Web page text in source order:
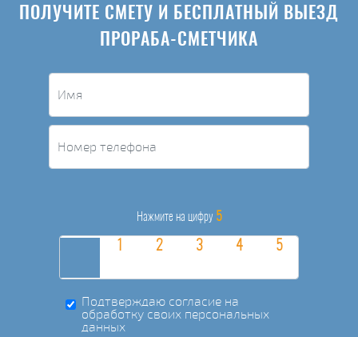
ПОЛУЧИТЕ СМЕТУ И БЕСПЛАТНЫЙ ВЫЕЗД
ПРОРАБА-СМЕТЧИКА
Нажмите на цифру 5
Подтверждаю согласие на
обработку своих персональных
данных